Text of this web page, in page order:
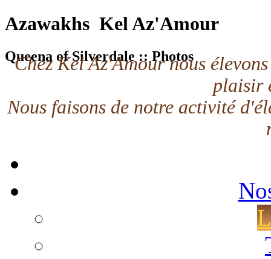
Azawakhs Kel Az'Amour
Queena of Silverdale :: Photos
Chez Kel Az'Amour nous
plaisir
Nous faisons de notre activité